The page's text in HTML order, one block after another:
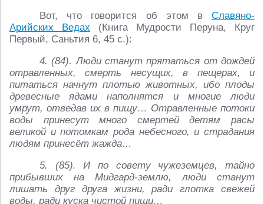
Вот, что говорится об этом в Славяно-
Арийских Ведах (Книга Мудрости Перуна, Круг
Первый, Саньтия 6, 45 с.):
4. (84). Люди станут прятаться от дождей
отравленных, смерть несущих, в пещерах, и
питаться начнут плотью животных, ибо плоды
древесные ядами наполнятся и многие люди
умрут, отведав их в пищу… Отравленные потоки
воды принесут много смертей детям расы
великой и потомкам рода небесного, и страдания
людям принесёт жажда…
5. (85). И по совету чужеземцев, тайно
прибывших на Мидгард-землю, люди станут
лишать друг друга жизни, ради глотка свежей
воды, ради куска чистой пищи…